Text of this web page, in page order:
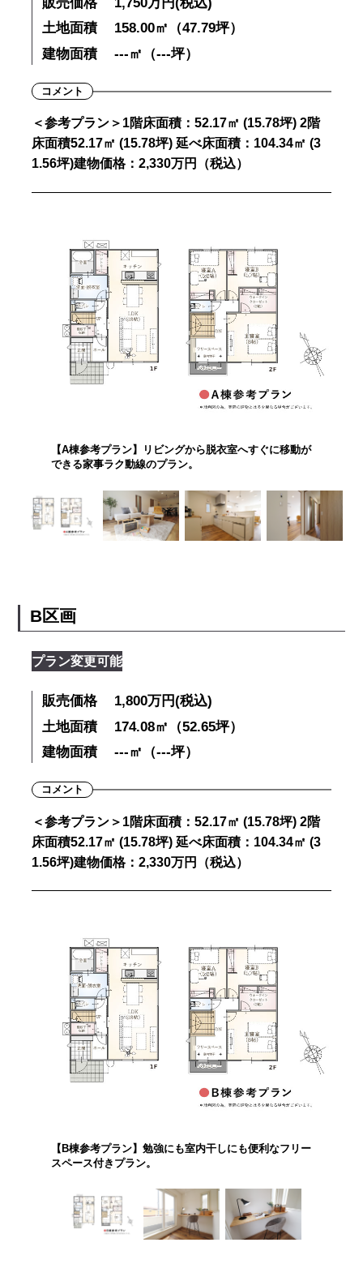
土地面積
158.00㎡（47.79坪）
建物面積
---㎡（---坪）
コメント
＜参考プラン＞1階床面積：52.17㎡ (15.78坪) 2階
床面積52.17㎡ (15.78坪) 延べ床面積：104.34㎡ (3
1.56坪)建物価格：2,330万円（税込）
【A棟参考プラン】リビングから脱衣室へすぐに移動が
できる家事ラク動線のプラン。
B区画
プラン変更可能
販売価格
1,800万円(税込)
土地面積
174.08㎡（52.65坪）
建物面積
---㎡（---坪）
コメント
＜参考プラン＞1階床面積：52.17㎡ (15.78坪) 2階
床面積52.17㎡ (15.78坪) 延べ床面積：104.34㎡ (3
1.56坪)建物価格：2,330万円（税込）
【B棟参考プラン】勉強にも室内干しにも便利なフリー
スペース付きプラン。